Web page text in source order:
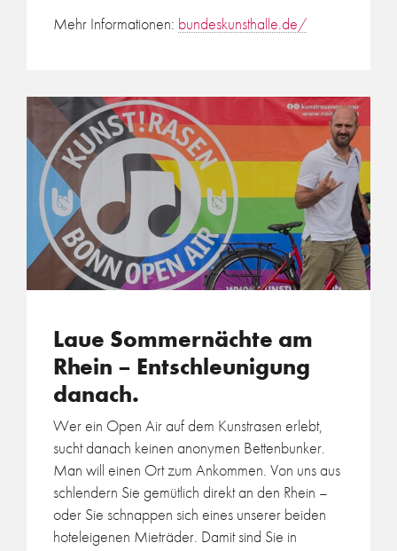
Mehr Informationen: bundeskunsthalle.de/
Laue Sommernächte am
Rhein – Entschleunigung
danach.
Wer ein Open Air auf dem Kunstrasen erlebt,
sucht danach keinen anonymen Bettenbunker.
Man will einen Ort zum Ankommen. Von uns aus
schlendern Sie gemütlich direkt an den Rhein –
oder Sie schnappen sich eines unserer beiden
hoteleigenen Mieträder. Damit sind Sie in